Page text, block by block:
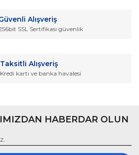
Gönder
Alışveriş
SSL Sertifikası güvenlik
Taksitli Alışveriş
Kredi kartı ve banka havalesi
HABERDAR OLUN